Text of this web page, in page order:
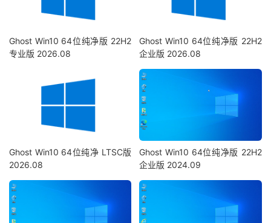
Ghost Win10 64位纯净版 22H2
专业版 2026.08
Ghost Win10 64位纯净版 22H2
企业版 2026.08
Ghost Win10 64位纯净 LTSC版
2026.08
Ghost Win10 64位纯净版 22H2
企业版 2024.09